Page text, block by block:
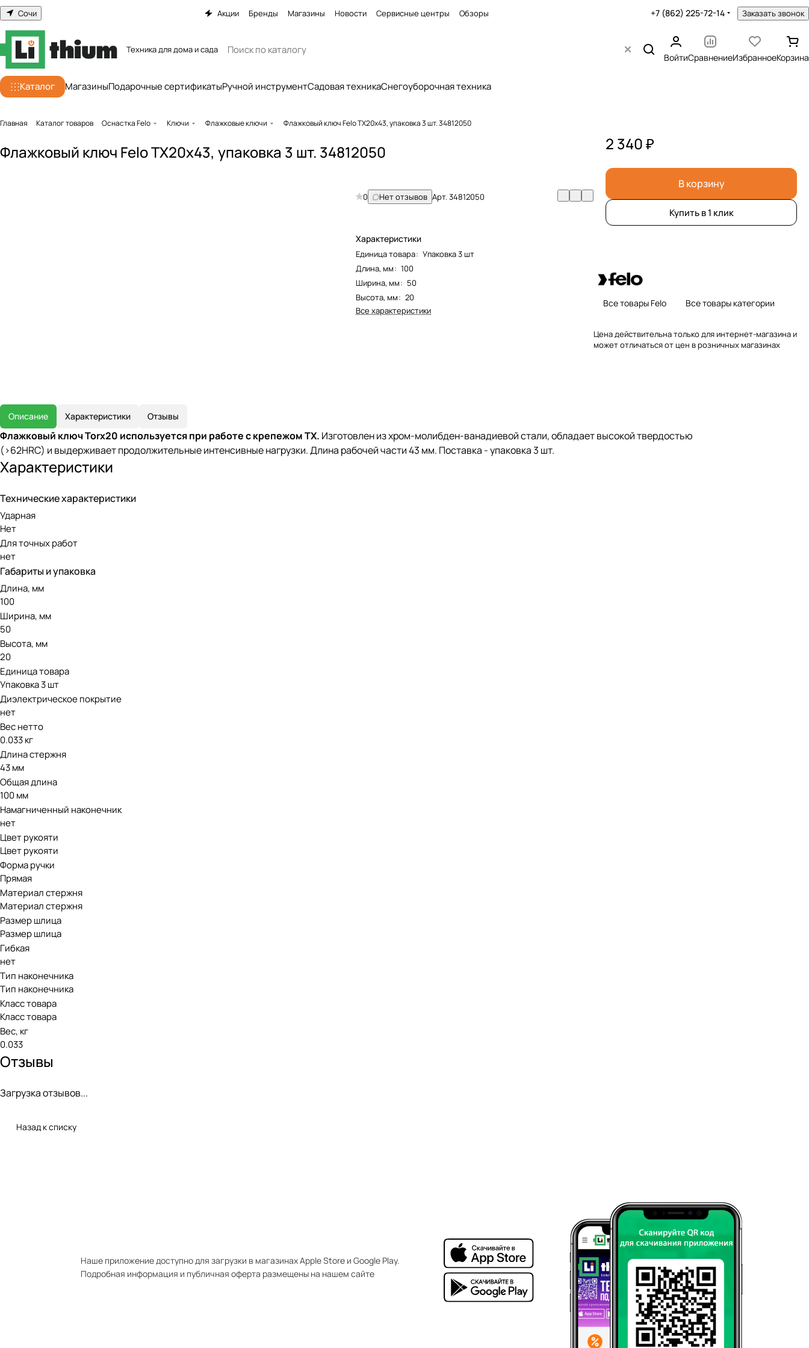
Сочи Акции Бренды Магазины Новости Сервисные центры Обзоры +7 (862) 225-72-14 Заказать звонок
Техника для дома и сада
ВойтиСравнениеИзбранноеКорзина
Каталог МагазиныПодарочные сертификатыРучной инструментСадовая техникаСнегоуборочная техника
Главная Каталог товаров Оснастка Felo Ключи Флажковые ключи Флажковый ключ Felo TX20x43, упаковка 3 шт. 34812050
Флажковый ключ Felo TX20x43, упаковка 3 шт. 34812050
0 Нет отзывов Арт.34812050
Характеристики
Единица товара: Упаковка 3 шт
Длина, мм: 100
Ширина, мм: 50
Высота, мм: 20
Все характеристики
2 340 ₽
В корзину
Купить в 1 клик
Все товары Felo Все товары категории
Цена действительна только для интернет-магазина и
может отличаться от цен в розничных магазинах
Описание Характеристики Отзывы
Флажковый ключ Torx20 используется при работе с крепежом TX. Изготовлен из хром-молибден-ванадиевой стали, обладает высокой твердостью
(>62HRC) и выдерживает продолжительные интенсивные нагрузки. Длина рабочей части 43 мм. Поставка - упаковка 3 шт.
Характеристики
Технические характеристики
Ударная
Нет
Для точных работ
нет
Габариты и упаковка
Длина, мм
100
Ширина, мм
50
Высота, мм
20
Единица товара
Упаковка 3 шт
Диэлектрическое покрытие
нет
Вес нетто
0.033 кг
Длина стержня
43 мм
Общая длина
100 мм
Намагниченный наконечник
нет
Цвет рукояти
Цвет рукояти
Форма ручки
Прямая
Материал стержня
Материал стержня
Размер шлица
Размер шлица
Гибкая
нет
Тип наконечника
Тип наконечника
Класс товара
Класс товара
Вес, кг
0.033
Отзывы
Загрузка отзывов...
Назад к списку
Наше приложение доступно для загрузки в магазинах Apple Store и Google Play.
Подробная информация и публичная оферта размещены на нашем сайте